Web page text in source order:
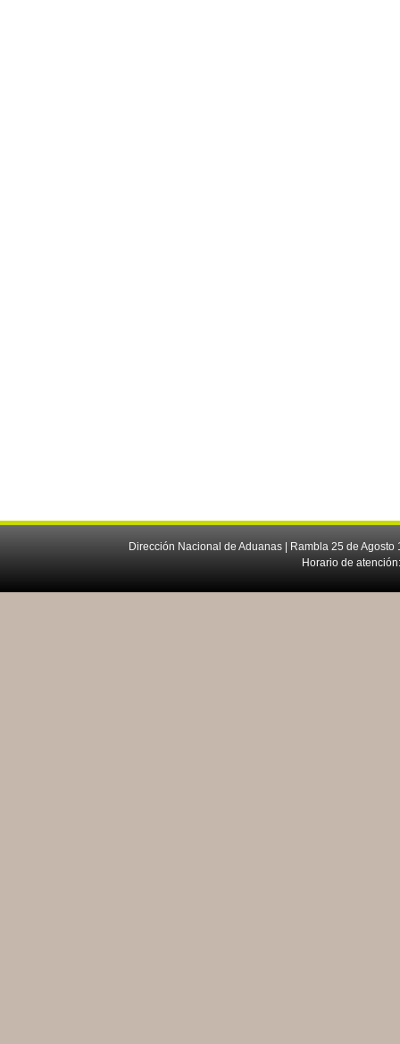
Dirección Nacional de Aduanas | Rambla 25 de
Horario de